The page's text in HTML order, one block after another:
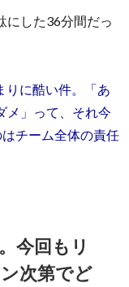
にした36分間だっ
りに酷い件。「あ
メ」って、それ今
チーム全体の責任
今回もリ
次第でど